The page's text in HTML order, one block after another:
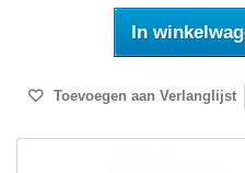
In
Toevoegen aan Verlanglijst